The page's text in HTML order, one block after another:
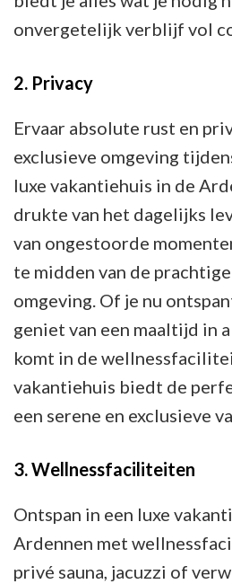
onvergetelijk verblijf vol
2. Privacy
Ervaar absolute rust en
exclusieve omgeving
luxe vakantiehuis in de
drukte van het dagelijks
van ongestoorde
te midden van de
omgeving. Of je nu
geniet van een maaltijd in
komt in de
vakantiehuis biedt de
een serene en exclusieve
3. Wellnessfaciliteiten
Ontspan in een luxe
Ardennen met
privé sauna, jacuzzi of